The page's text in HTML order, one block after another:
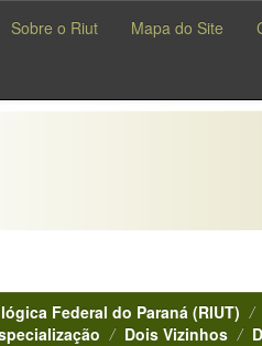
Sobre o Riut Mapa do Site
Federal do Paraná (RIUT)
Dois Vizinhos